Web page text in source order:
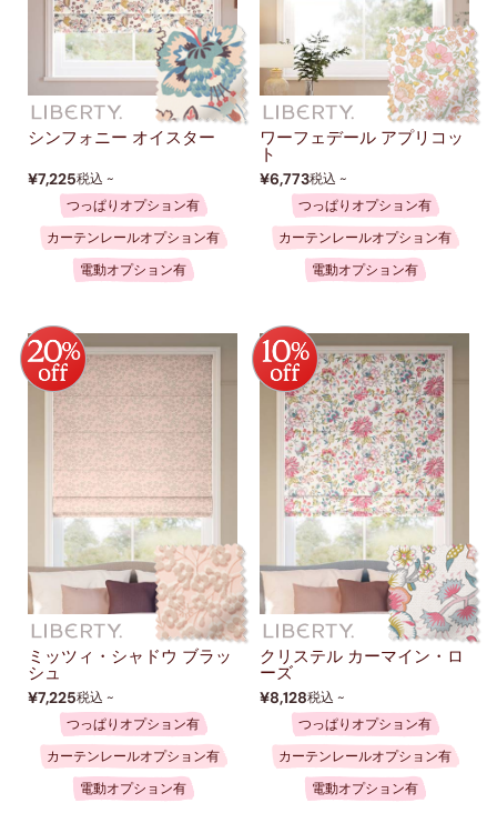
シンフォニー オイスター
¥7,225税込 ~
つっぱりオプション有
カーテンレールオプション有
電動オプション有
ワーフェデール アプリコッ
ト
¥6,773税込 ~
つっぱりオプション有
カーテンレールオプション有
電動オプション有
ミッツィ・シャドウ ブラッ
シュ
¥7,225税込 ~
つっぱりオプション有
カーテンレールオプション有
電動オプション有
クリステル カーマイン・ロ
ーズ
¥8,128税込 ~
つっぱりオプション有
カーテンレールオプション有
電動オプション有